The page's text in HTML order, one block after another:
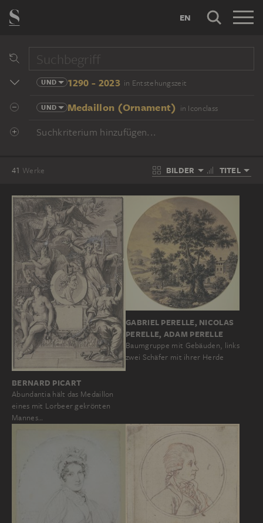
EN
UND 1290 - 2023 in Entstehungszeit
UND Medaillon (Ornament) in Iconclass
Suchkriterium hinzufügen...
41 Werke BILDER TITEL
BERNARD PICART
Abundantia hält das Medaillon
eines mit Lorbeer gekrönten
Mannes…
GABRIEL PERELLE, NICOLAS
PERELLE, ADAM PERELLE
Baumgruppe mit Gebäuden, links
zwei Schäfer mit ihrer Herde